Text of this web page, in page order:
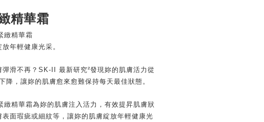
精華霜
緻精華霜
年輕健康光采。
彈滑不再？SK-II 最新研究²發現妳的肌膚活力從
降，讓妳的肌膚愈來愈難保持每天最佳狀態。
緻精華霜為妳的肌膚注入活力，有效提昇肌膚狀
表面瑕疵或細紋等，讓妳的肌膚綻放年輕健康光